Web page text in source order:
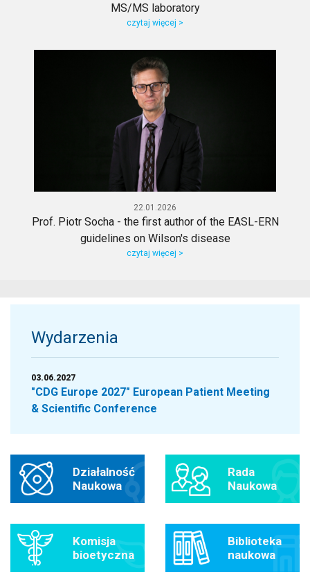
MS/MS laboratory
czytaj więcej >
22.01.2026
Prof. Piotr Socha - the first author of the EASL-ERN
guidelines on Wilson's disease
czytaj więcej >
Wydarzenia
03.06.2027
"CDG Europe 2027" European Patient Meeting
& Scientific Conference
Działalność
Naukowa
Komisja
bioetyczna
Rada
Naukowa
Biblioteka
naukowa